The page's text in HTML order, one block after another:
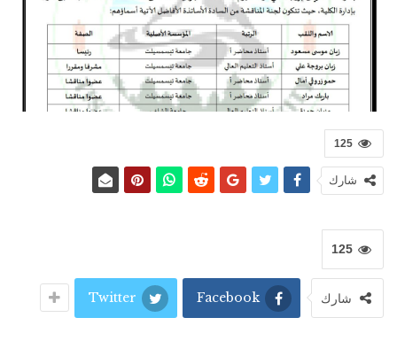
125
شارك
125
شارك Facebook
Twitter